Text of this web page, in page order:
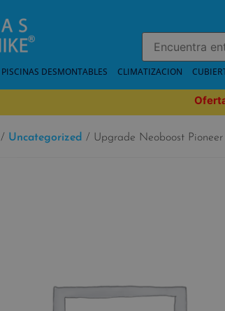
PISCINAS DESMONTABLES CLIMATIZACION
/ Uncategorized / Upgrade Neoboost Pioneer